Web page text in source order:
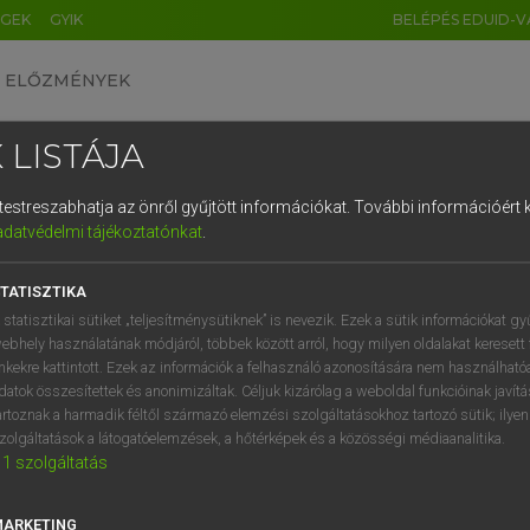
GYIK BELÉPÉS EDUID-
ELŐZMÉNYEK
szótár
VAN ELŐFIZETÉSED?
megtekintéséhez.
LISTÁJA
az önről gyűjtött információkat. További információért
tájékoztatónkat.
statisztikai sütiket „teljesítménysütiknek” is nevezik. Ezek a sütik információkat
használatának módjáról, többek között arról, hogy milyen oldalakat keresett
kattintott. Ezek az információk a felhasználó azonosítására nem
összesítettek és anonimizáltak. Céljuk kizárólag a weboldal funkcióinak
a harmadik féltől származó elemzési szolgáltatásokhoz tartozó sütik;
a látogatóelemzések, a hőtérképek és a közösségi médiaanalitika.
1 szolgáltatás
DE CN FR ES IT NL
1 2 3 4 5 6 7 8 9
q w e r t z u i
a s d f g h j k l é
í y x c v b n m , .